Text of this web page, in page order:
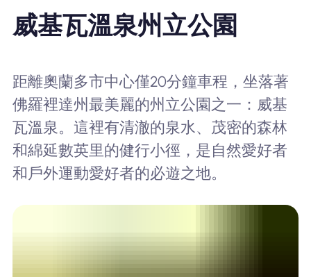
威基瓦溫泉州立公園
距離奧蘭多市中心僅20分鐘車程，坐落著
佛羅裡達州最美麗的州立公園之一：威基
瓦溫泉。這裡有清澈的泉水、茂密的森林
和綿延數英里的健行小徑，是自然愛好者
和戶外運動愛好者的必遊之地。